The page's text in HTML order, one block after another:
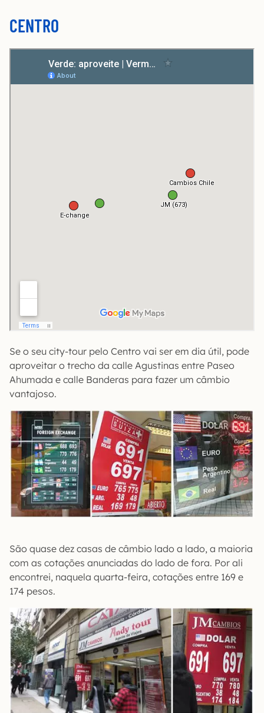
CENTRO
Se o seu city-tour pelo Centro vai ser em dia útil, pode
aproveitar o trecho da calle Agustinas entre Paseo
Ahumada e calle Banderas para fazer um câmbio
vantajoso.
São quase dez casas de câmbio lado a lado, a maioria
com as cotações anunciadas do lado de fora. Por ali
encontrei, naquela quarta-feira, cotações entre 169 e
174 pesos.